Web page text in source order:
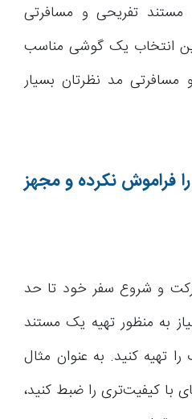
تفریحی و مسافرتی
انتخاب یک گوشی مناسب
مسافرتی مد نظرتان بسیار
را فراموش نکرده و مجهز
و شروع سفر خود تا حد
به منظور تهیه یک مستند
تهیه کنید. به عنوان مثال
با کیفیت‌تری را ضبط کنید،